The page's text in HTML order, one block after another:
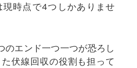
現時点で4つしかありませ
のエンド一つ一つが恐ろし
伏線回収の役割も担って